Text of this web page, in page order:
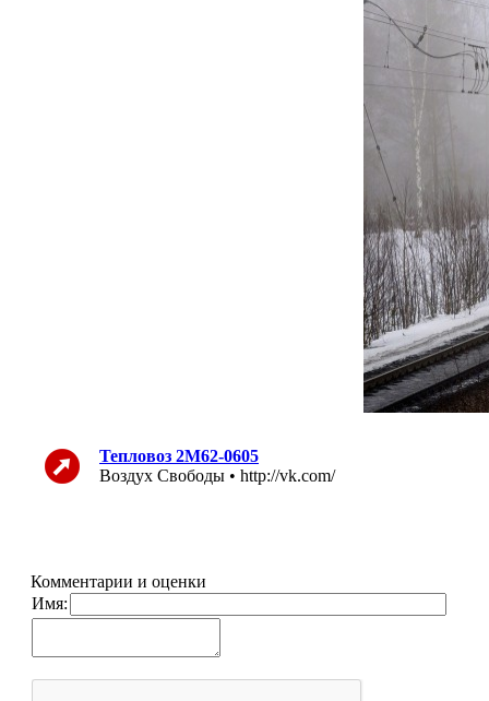
Тепловоз 2М62-0605
Воздух Свободы • http://vk.com/
Комментарии и оценки
Имя: